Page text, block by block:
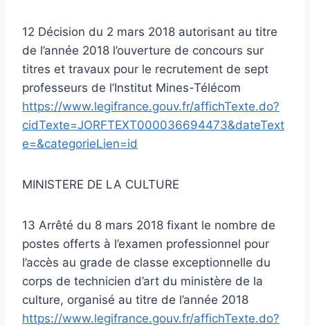
12 Décision du 2 mars 2018 autorisant au titre
de l’année 2018 l’ouverture de concours sur
titres et travaux pour le recrutement de sept
professeurs de l’Institut Mines-Télécom
https://www.legifrance.gouv.fr/affichTexte.do?
cidTexte=JORFTEXT000036694473&dateText
e=&categorieLien=id
MINISTERE DE LA CULTURE
13 Arrêté du 8 mars 2018 fixant le nombre de
postes offerts à l’examen professionnel pour
l’accès au grade de classe exceptionnelle du
corps de technicien d’art du ministère de la
culture, organisé au titre de l’année 2018
https://www.legifrance.gouv.fr/affichTexte.do?